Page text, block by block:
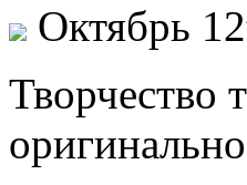
Октябрь
Твoрчeствo